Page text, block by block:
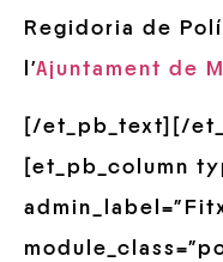
Regidoria de
l’Ajuntament de
[/et_pb_text][/
[et_pb_column